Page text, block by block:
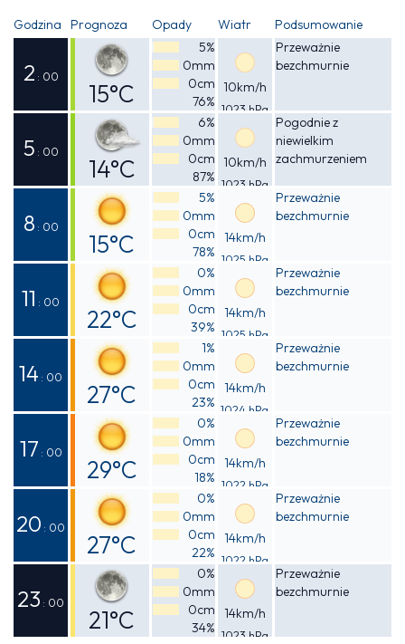
Godzina Prognoza Opady Wiatr Podsumowanie
2 : 00
15°C
Odczuwalna
15°C
5%
0mm
0cm
76%
10km/h
1023 hPa
Przeważnie
bezchmurnie
5 : 00
14°C
Odczuwalna
14°C
6%
0mm
0cm
87%
10km/h
1023 hPa
Pogodnie z
niewielkim
zachmurzeniem
8 : 00
15°C
Odczuwalna
15°C
5%
0mm
0cm
78%
14km/h
1025 hPa
Przeważnie
bezchmurnie
11 : 00
22°C
Odczuwalna
21°C
0%
0mm
0cm
39%
14km/h
1025 hPa
Przeważnie
bezchmurnie
14 : 00
27°C
Odczuwalna
26°C
1%
0mm
0cm
23%
14km/h
1024 hPa
Przeważnie
bezchmurnie
17 : 00
29°C
Odczuwalna
27°C
0%
0mm
0cm
18%
14km/h
1022 hPa
Przeważnie
bezchmurnie
20 : 00
27°C
Odczuwalna
27°C
0%
0mm
0cm
22%
14km/h
1022 hPa
Przeważnie
bezchmurnie
23 : 00
21°C
0%
0mm
0cm
34%
14km/h
1023 hPa
Przeważnie
bezchmurnie